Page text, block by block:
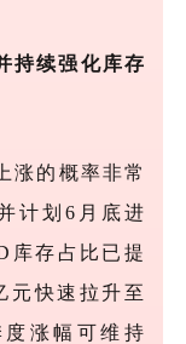
持续强化库存
涨的概率非常
计划6月底进
库存占比已提
元快速拉升至
涨幅可维持